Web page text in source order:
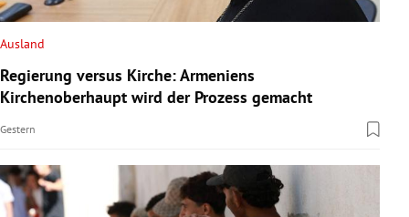
Ausland
Regierung versus Kirche: Armeniens
Kirchenoberhaupt wird der Prozess gemacht
Gestern